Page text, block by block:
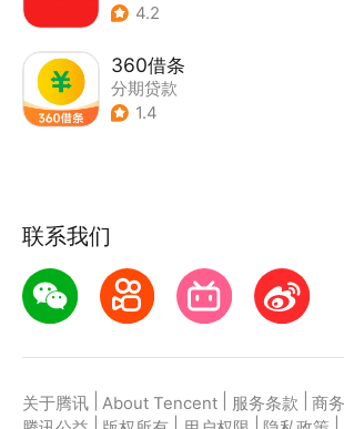
4.2
360借条
分期贷款
1.4
联系我们
关于腾讯 About Tencent 服务条款 商